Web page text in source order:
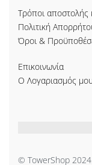
Τρόποι αποστολής
Πολιτική
Όροι &
Επικοινωνία
Ο Λογαριασμός
© TowerShop